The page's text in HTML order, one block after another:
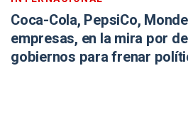
Coca-Cola, PepsiCo,
empresas, en la mira por
gobiernos para frenar